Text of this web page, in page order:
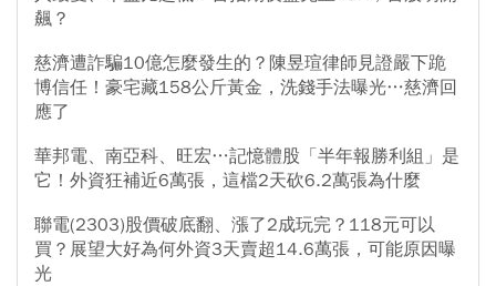
飆？
慈濟遭詐騙10億怎麼發生的？陳昱瑄律師見證嚴下跪
博信任！豪宅藏158公斤黃金，洗錢手法曝光…慈濟回
應了
華邦電、南亞科、旺宏…記憶體股「半年報勝利組」是
它！外資狂補近6萬張，這檔2天砍6.2萬張為什麼
聯電(2303)股價破底翻、漲了2成玩完？118元可以
買？展望大好為何外資3天賣超14.6萬張，可能原因曝
光